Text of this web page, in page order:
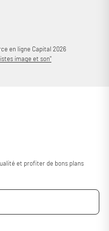
en ligne Capital 2026
image et son"
et profiter de bons plans